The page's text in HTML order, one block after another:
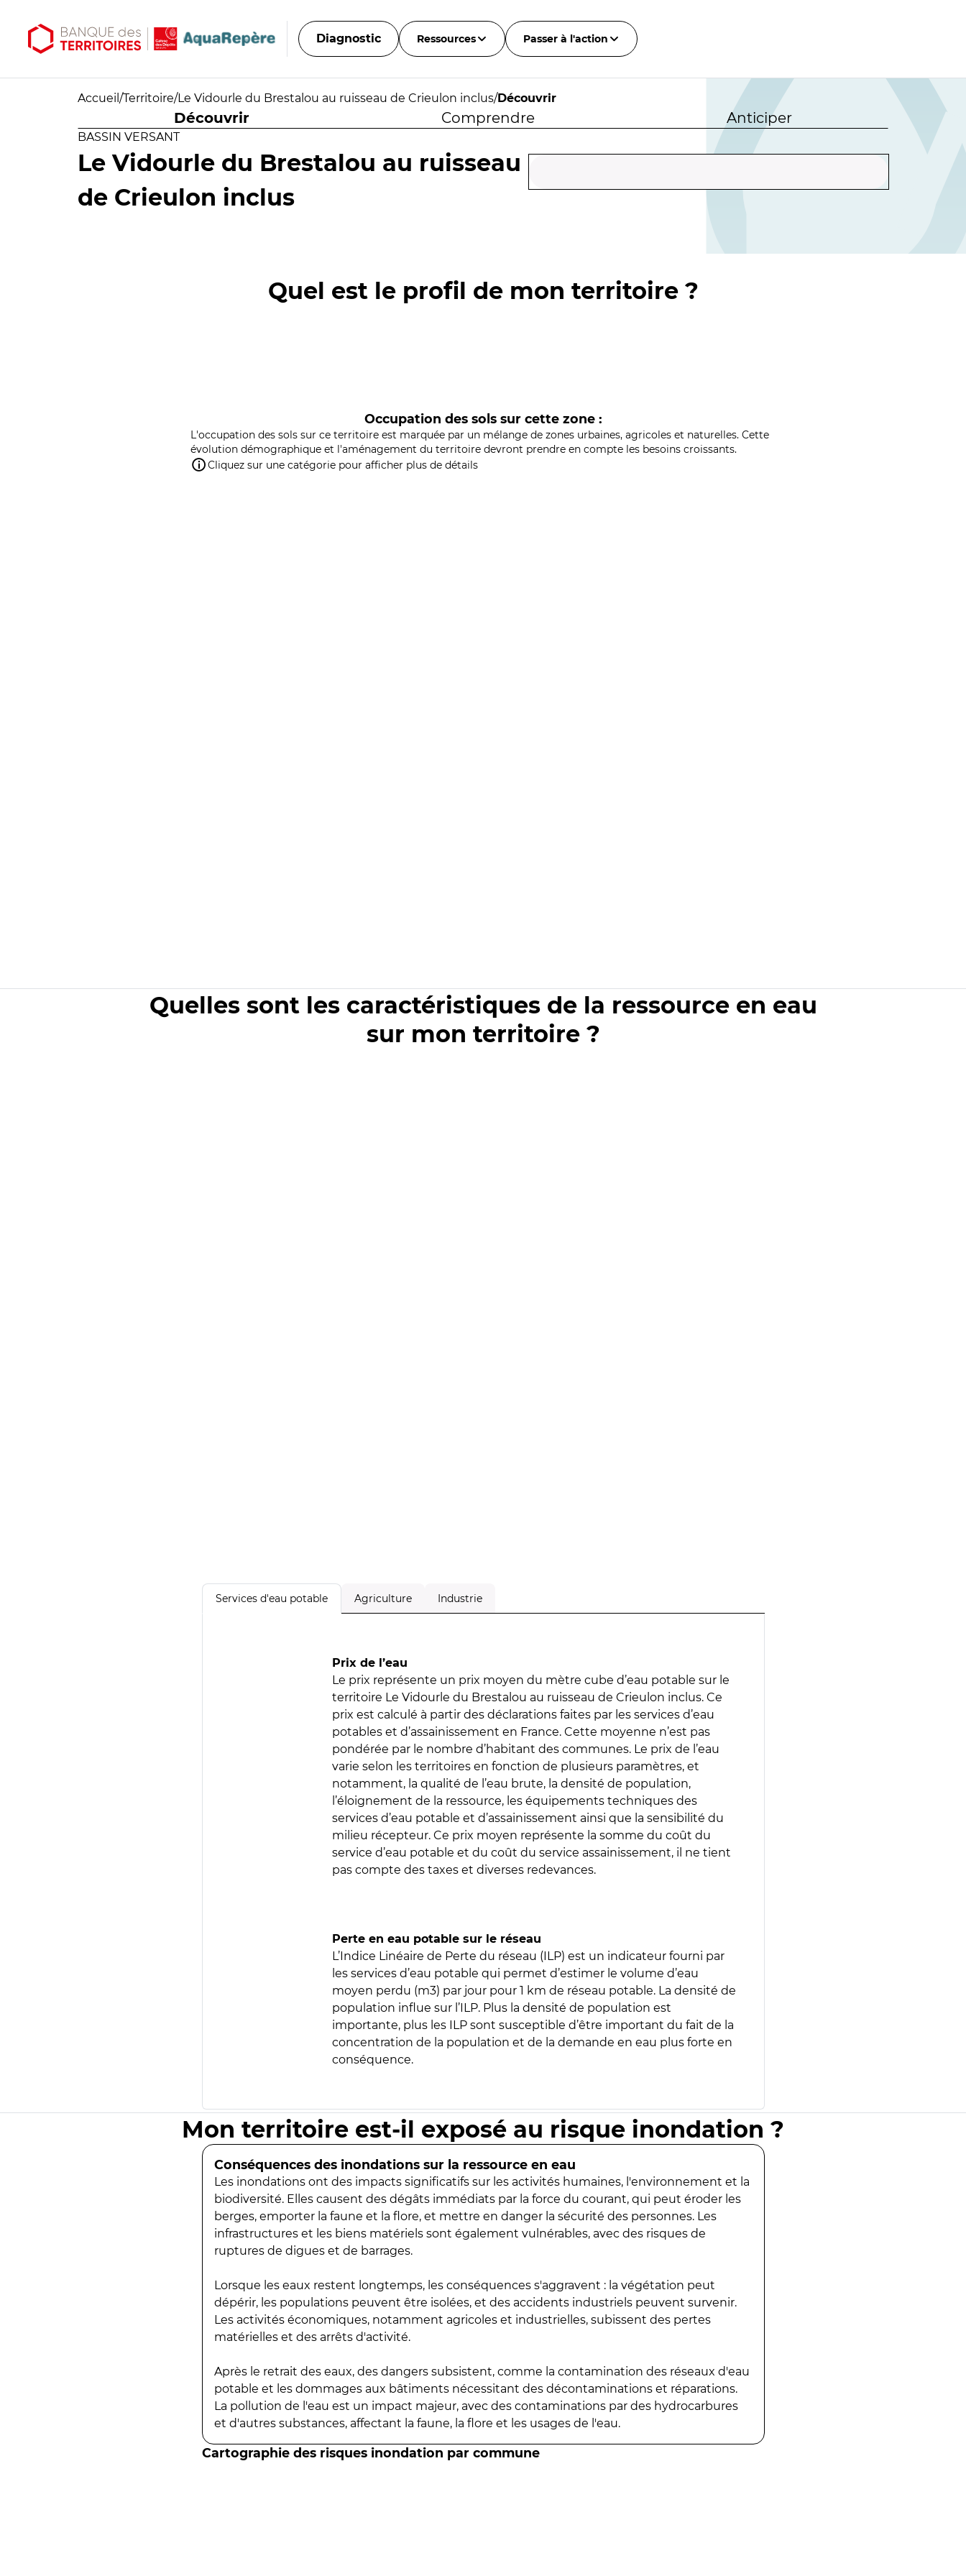
Diagnostic Ressources Passer à l'action
Accueil /Territoire/Le Vidourle du Brestalou au ruisseau de Crieulon inclus/Découvrir
Découvrir Comprendre Anticiper
BASSIN VERSANT
Le Vidourle du Brestalou au ruisseau
de Crieulon inclus
Quel est le profil de mon territoire ?
Occupation des sols sur cette zone :
L'occupation des sols sur ce territoire est marquée par un mélange de zones urbaines, agricoles et naturelles. Cette
évolution démographique et l'aménagement du territoire devront prendre en compte les besoins croissants.
Cliquez sur une catégorie pour afficher plus de détails
Quelles sont les caractéristiques de la ressource en eau
sur mon territoire ?
Services d'eau potable Agriculture Industrie
Prix de l’eau
Le prix représente un prix moyen du mètre cube d’eau potable sur le
territoire Le Vidourle du Brestalou au ruisseau de Crieulon inclus. Ce
prix est calculé à partir des déclarations faites par les services d’eau
potables et d’assainissement en France. Cette moyenne n’est pas
pondérée par le nombre d’habitant des communes. Le prix de l’eau
varie selon les territoires en fonction de plusieurs paramètres, et
notamment, la qualité de l’eau brute, la densité de population,
l’éloignement de la ressource, les équipements techniques des
services d’eau potable et d’assainissement ainsi que la sensibilité du
milieu récepteur. Ce prix moyen représente la somme du coût du
service d’eau potable et du coût du service assainissement, il ne tient
pas compte des taxes et diverses redevances.
Perte en eau potable sur le réseau
L’Indice Linéaire de Perte du réseau (ILP) est un indicateur fourni par
les services d’eau potable qui permet d’estimer le volume d’eau
moyen perdu (m3) par jour pour 1 km de réseau potable. La densité de
population influe sur l’ILP. Plus la densité de population est
importante, plus les ILP sont susceptible d’être important du fait de la
concentration de la population et de la demande en eau plus forte en
conséquence.
Mon territoire est-il exposé au risque inondation ?
Conséquences des inondations sur la ressource en eau
Les inondations ont des impacts significatifs sur les activités humaines, l'environnement et la
biodiversité. Elles causent des dégâts immédiats par la force du courant, qui peut éroder les
berges, emporter la faune et la flore, et mettre en danger la sécurité des personnes. Les
infrastructures et les biens matériels sont également vulnérables, avec des risques de
ruptures de digues et de barrages.
Lorsque les eaux restent longtemps, les conséquences s'aggravent : la végétation peut
dépérir, les populations peuvent être isolées, et des accidents industriels peuvent survenir.
Les activités économiques, notamment agricoles et industrielles, subissent des pertes
matérielles et des arrêts d'activité.
Après le retrait des eaux, des dangers subsistent, comme la contamination des réseaux d'eau
potable et les dommages aux bâtiments nécessitant des décontaminations et réparations.
La pollution de l'eau est un impact majeur, avec des contaminations par des hydrocarbures
et d'autres substances, affectant la faune, la flore et les usages de l'eau.
Cartographie des risques inondation par commune